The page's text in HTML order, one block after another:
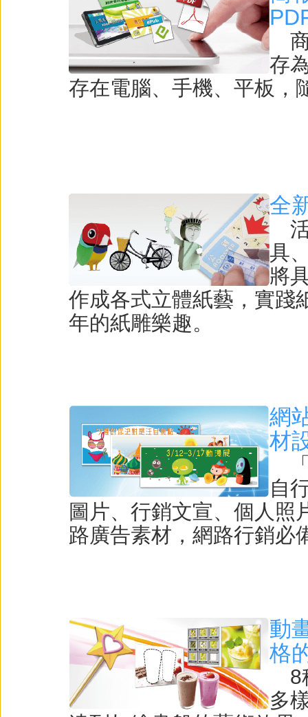
商
存
存在電腦、手機、平板，
全
活
具
將
作成各式立體紙藝，實踐
年的紙雕樂趣。
網
材
「
自
圖片、行銷文宣、個人照
路廣告素材，網路行銷必
動
格
8
多